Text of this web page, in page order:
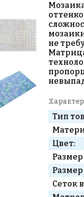
не
Тип
Цвет:
Сеток